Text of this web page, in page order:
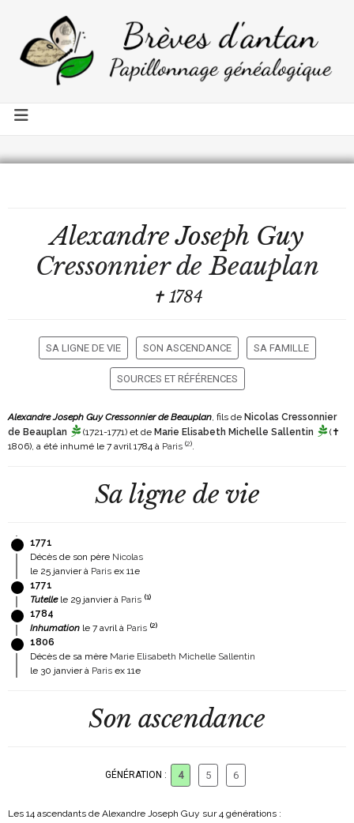
Alexandre Joseph Guy
Cressonnier de Beauplan
✝ 1784
SA LIGNE DE VIE SON ASCENDANCE SA FAMILLE
SOURCES ET RÉFÉRENCES
Alexandre Joseph Guy Cressonnier de Beauplan, fils de Nicolas Cressonnier
de Beauplan
(1721-1771) et de Marie Elisabeth Michelle Sallentin
(✝
1806), a été inhumé le 7 avril 1784 à Paris (2).
Sa ligne de vie
1771
Décès de son père Nicolas
le 25 janvier à Paris ex 11e
1771
Tutellele 29 janvier à Paris (1)
1784
Inhumation le 7 avril à Paris (2)
1806
Décès de sa mère Marie Elisabeth Michelle Sallentin
le 30 janvier à Paris ex 11e
Son ascendance
GÉNÉRATION : 4 5 6
Les 14 ascendants de Alexandre Joseph Guy sur 4 générations :